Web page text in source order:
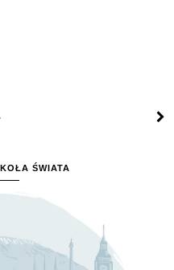
ŚWIATA